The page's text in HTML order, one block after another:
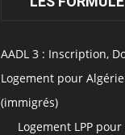
AADL 3 : Inscription,
Logement pour
(immigrés)
Logement LPP